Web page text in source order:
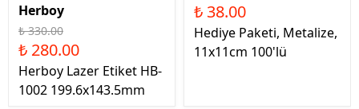
Herboy
₺ 330.00
₺ 280.00
Herboy Lazer Etiket HB-
1002 199.6x143.5mm
₺ 38.00
Hediye Paketi, Metalize,
11x11cm 100'lü